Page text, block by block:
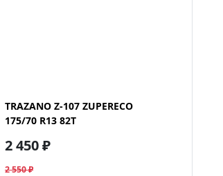
TRAZANO Z-107 ZUPERECO
175/70 R13 82T
2 450 ₽
2 550 ₽